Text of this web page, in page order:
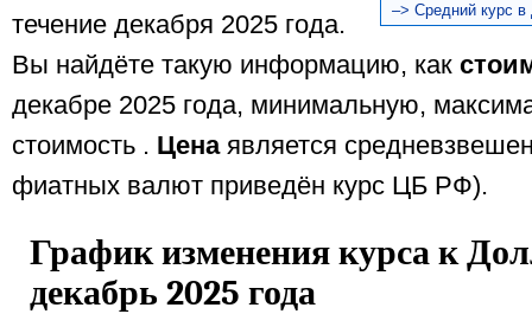
–> Средний курс в
течение декабря 2025 года.
Вы найдёте такую информацию, как
декабре 2025 года, минимальную,
стоимость . Цена является
фиатных валют приведён курс ЦБ РФ).
График изменения курса к
декабрь 2025 года